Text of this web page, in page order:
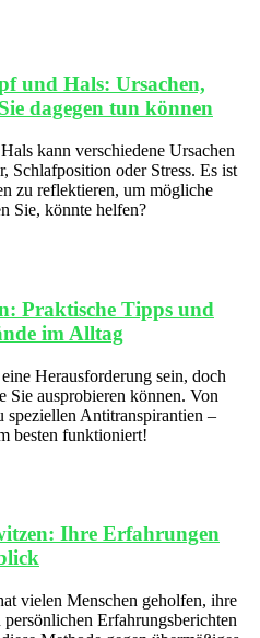
und Hals: Ursachen,
dagegen tun können
kann verschiedene Ursachen
Schlafposition oder Stress. Es ist
zu reflektieren, um mögliche
Sie, könnte helfen?
Praktische Tipps und
im Alltag
Herausforderung sein, doch
Sie ausprobieren können. Von
speziellen Antitranspirantien –
besten funktioniert!
Ihre Erfahrungen
vielen Menschen geholfen, ihre
Erfahrungsberichten